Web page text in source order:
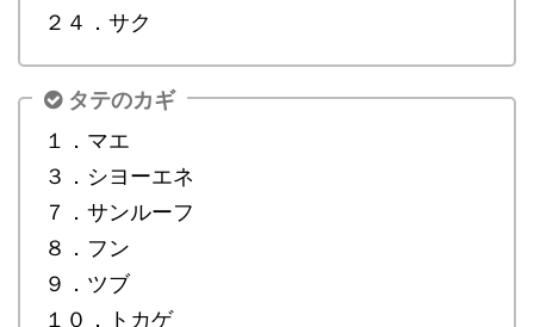
２４．サク
タテのカギ
１．マエ
３．シヨーエネ
７．サンルーフ
８．フン
９．ツブ
１０．トカゲ